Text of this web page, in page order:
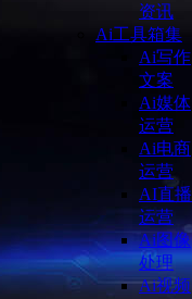
资讯
Ai工具箱集
Ai写作
文案
Ai媒体
运营
Ai电商
运营
AI直播
运营
Ai图像
处理
Ai视频